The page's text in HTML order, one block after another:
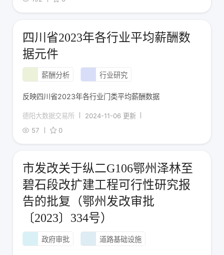
四川省2023年各行业平均薪酬数
据元件
薪酬分析 行业研究
反映四川省2023年各行业门类平均薪酬数据
德阳大数据交易所
2024-11-06 更新
57
0
市发改关于纵二G106鄂州泽林至
碧石段改扩建工程可行性研究报
告的批复（鄂州发改审批
〔2023〕334号）
政府审批 道路基础设施